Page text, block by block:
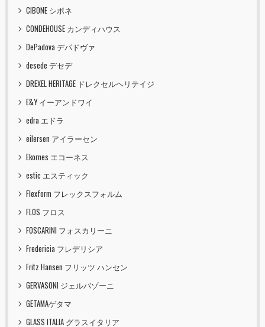
CIBONE シボネ
CONDEHOUSE カンディハウス
DePadova デパドヴァ
desede デセデ
DREXEL HERITAGE ドレクセルヘリテイジ
E&Y イーアンドワイ
edra エドラ
eilersen アイラーセン
Ekornes エコーネス
estic エスティック
Flexform フレックスフォルム
FLOS フロス
FOSCARINI フォスカリーニ
Fredericia フレデリシア
Fritz Hansen フリッツ ハンセン
GERVASONI ジェルバゾーニ
GETAMAゲタマ
GLASS ITALIA グラスイタリア